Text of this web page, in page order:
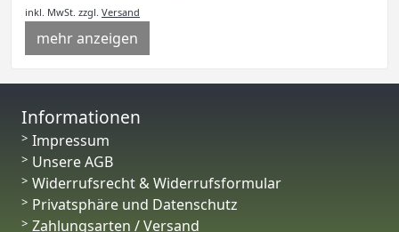
inkl. MwSt. zzgl. Versand
mehr anzeigen
Informationen
Impressum
Unsere AGB
Widerrufsrecht & Widerrufsformular
Privatsphäre und Datenschutz
Zahlungsarten / Versand